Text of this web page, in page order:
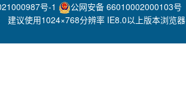
号-1
公网安备 66010002000103号
建议使用1024×768分辨率 IE8.0以上版本浏览器